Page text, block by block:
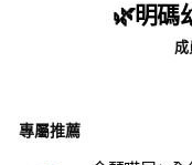
🌿明碼
專屬推薦